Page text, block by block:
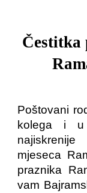
Čestitka
Poštovani
kolega i u
mjeseca
praznika
vam